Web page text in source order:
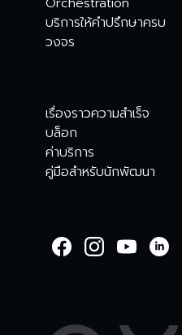
บริการให้คำปรึกษาครบ
วงจร
เรื่องราวความสำเร็จ
บล็อก
ค่าบริการ
คู่มือสำหรับนักพัฒนา